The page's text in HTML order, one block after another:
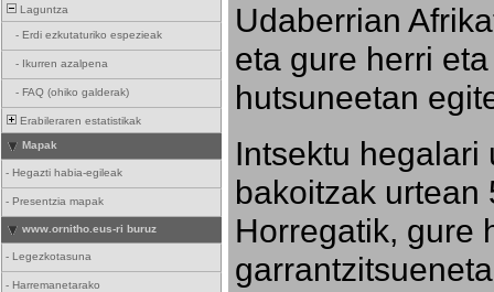
Laguntza
- Erdi ezkutaturiko espezieak
- Ikurren azalpena
- FAQ (ohiko galderak)
Erabileraren estatistikak
Mapak
- Hegazti habia-egileak
- Presentzia mapak
www.ornitho.eus-ri buruz
- Legezkotasuna
- Harremanetarako
Udaberrian
eta gure herri
hutsuneetan
Intsektu hegalari
bakoitzak urtean
Horregatik, gure